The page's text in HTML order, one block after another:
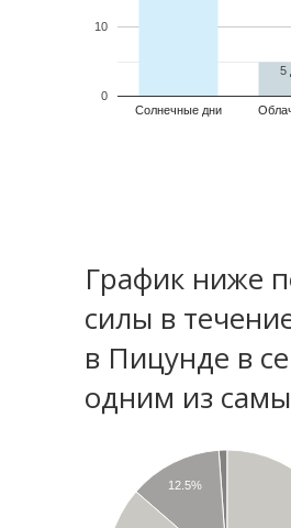
Солнечные дни
0
10
5
График ниже
силы в
в Пицунде в
одним из
12.5%